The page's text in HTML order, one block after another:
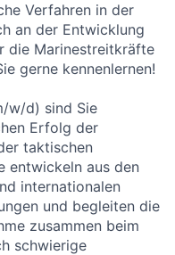
Verfahren in der
an der Entwicklung
die Marinestreitkräfte
gerne kennenlernen!
w/d) sind Sie
Erfolg der
taktischen
entwickeln aus den
internationalen
und begleiten die
zusammen beim
schwierige